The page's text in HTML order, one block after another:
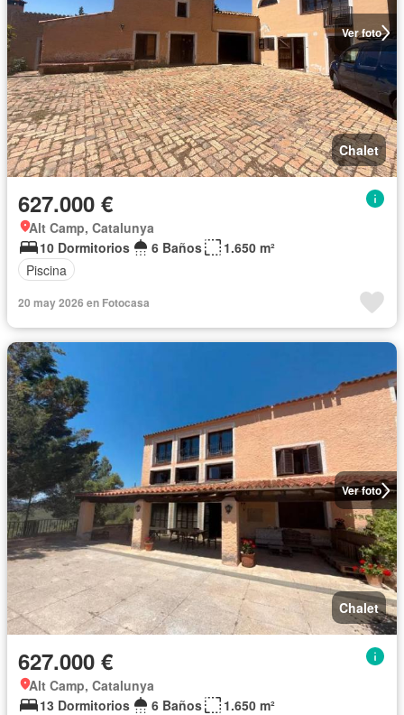
Ver foto
Chalet
627.000 €
Alt Camp, Catalunya
10 Dormitorios
6 Baños
1.650 m²
Piscina
20 may 2026 en Fotocasa
Ver foto
Chalet
627.000 €
Alt Camp, Catalunya
13 Dormitorios
6 Baños 1.650 m²